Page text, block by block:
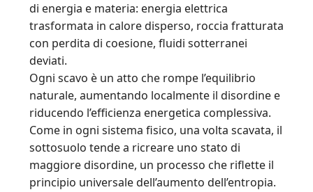
di energia e materia: energia elettrica
trasformata in calore disperso, roccia fratturata
con perdita di coesione, fluidi sotterranei
deviati.
Ogni scavo è un atto che rompe l’equilibrio
naturale, aumentando localmente il disordine e
riducendo l’efficienza energetica complessiva.
Come in ogni sistema fisico, una volta scavata, il
sottosuolo tende a ricreare uno stato di
maggiore disordine, un processo che riflette il
principio universale dell’aumento dell’entropia.